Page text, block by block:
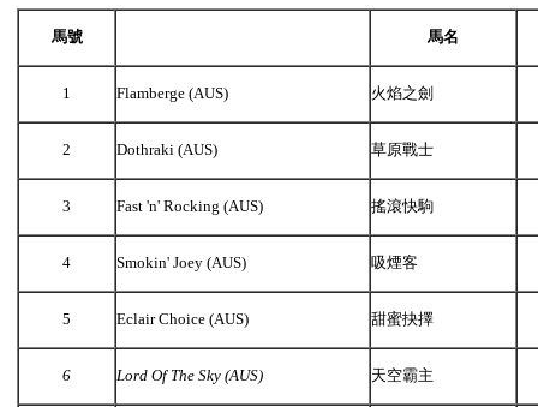
馬號 馬名
1 Flamberge (AUS) 火焰之劍
2 Dothraki (AUS) 草原戰士
3 Fast 'n' Rocking (AUS) 搖滾快駒
4 Smokin' Joey (AUS) 吸煙客
5 Eclair Choice (AUS) 甜蜜抉擇
6 Lord Of The Sky (AUS) 天空霸主